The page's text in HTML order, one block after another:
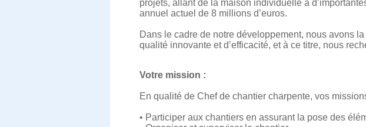
projets, allant de la maison individuelle à
annuel actuel de 8 millions d’euros.
Dans le cadre de notre développement, nous avons
qualité innovante et d’efficacité, et à ce titre, nous
Votre mission :
En qualité de Chef de chantier charpente, vos
• Participer aux chantiers en assurant la pose des